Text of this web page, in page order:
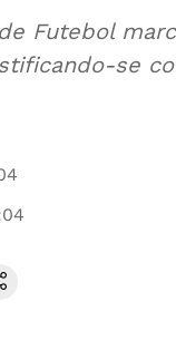
Futebol
se